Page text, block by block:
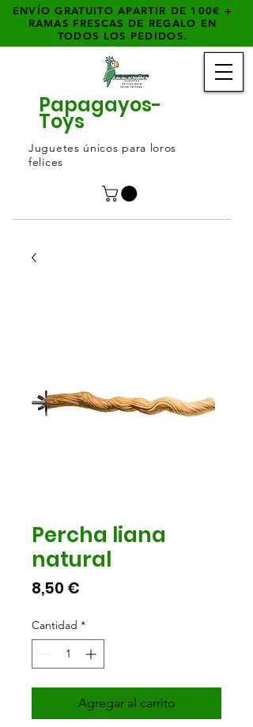
ENVÍO GRATUITO APARTIR DE 100€ +
RAMAS FRESCAS DE REGALO EN
TODOS LOS PEDIDOS.
Papagayos-
Toys
Juguetes únicos para loros
felices
Percha liana
natural
8,50 €
Cantidad *
Agregar al carrito